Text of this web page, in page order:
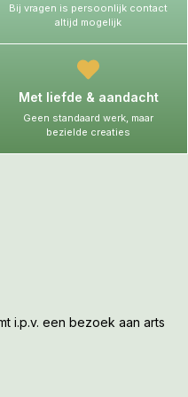
Bij vragen is persoonlijk contact
altijd mogelijk
Met liefde & aandacht
Geen standaard werk, maar
bezielde creaties
i.p.v. een bezoek aan arts